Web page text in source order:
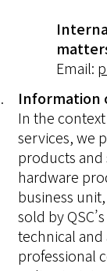
Email:
Information
In the
services, we
products and
hardware
business
sold by
technical and
professional